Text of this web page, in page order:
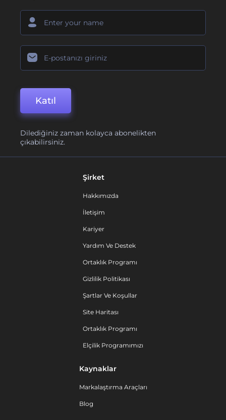
Katıl
Dilediğiniz zaman kolayca abonelikten
çıkabilirsiniz.
Şirket
Hakkımızda
İletişim
Kariyer
Yardım Ve Destek
Ortaklık Programı
Gizlilik Politikası
Şartlar Ve Koşullar
Site Haritası
Ortaklık Programı
Elçilik Programımızı
Kaynaklar
Markalaştırma Araçları
Blog